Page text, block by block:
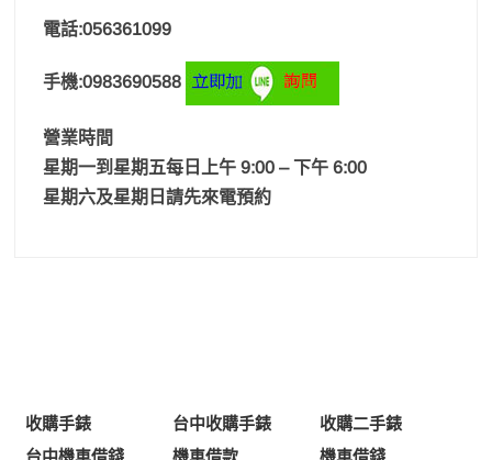
電話:056361099
手機:0983690588
營業時間
星期一到星期五每日上午 9:00 – 下午 6:00
星期六及星期日請先來電預約
收購手錶 台中收購手錶
收購二手錶
台中機車借錢
機車借款 機車借錢